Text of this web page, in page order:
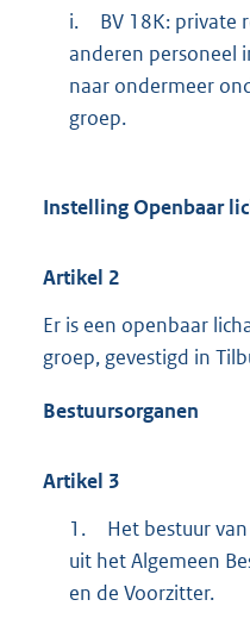
i.
BV 18K: private
anderen personeel
naar ondermeer
groep.
Instelling Openbaar
Artikel 2
Er is een openbaar
groep, gevestigd in
Bestuursorganen
Artikel 3
1.
Het bestuur
uit het Algemeen
en de Voorzitter.